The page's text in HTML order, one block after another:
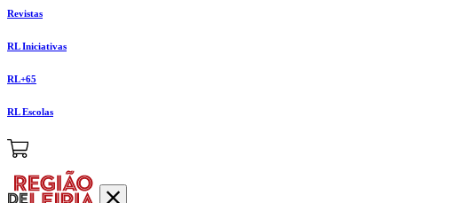
Revistas
RL Iniciativas
RL+65
RL Escolas